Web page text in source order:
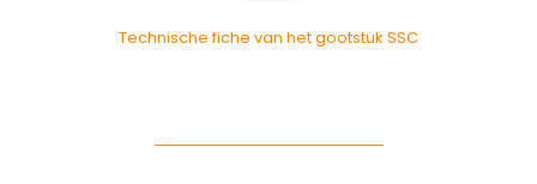
Technische fiche van het gootstuk SSC